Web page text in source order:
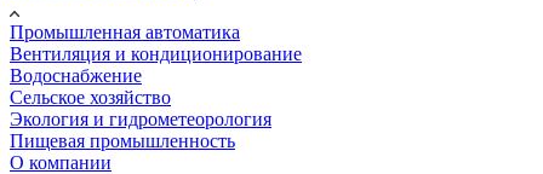
Промышленная автоматика
Вентиляция и кондиционирование
Водоснабжение
Сельское хозяйство
Экология и гидрометеорология
Пищевая промышленность
О компании